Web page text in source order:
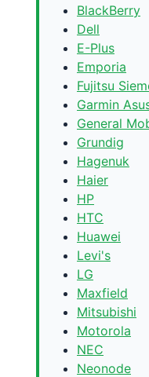
BlackBerry
Dell
E-Plus
Emporia
Fujitsu
Garmin
General
Grundig
Hagenuk
Haier
HP
HTC
Huawei
Levi's
LG
Maxfield
Mitsubishi
Motorola
NEC
Neonode